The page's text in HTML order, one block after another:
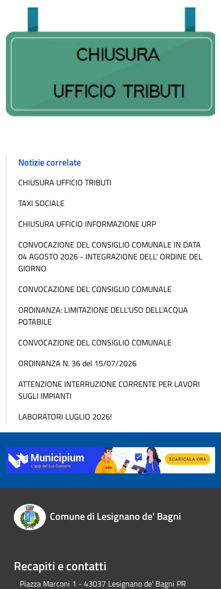
Notizie correlate
CHIUSURA UFFICIO TRIBUTI
TAXI SOCIALE
CHIUSURA UFFICIO INFORMAZIONE URP
CONVOCAZIONE DEL CONSIGLIO COMUNALE IN DATA
04 AGOSTO 2026 - INTEGRAZIONE DELL' ORDINE DEL
GIORNO
CONVOCAZIONE DEL CONSIGLIO COMUNALE
ORDINANZA: LIMITAZIONE DELL'USO DELL'ACQUA
POTABILE
CONVOCAZIONE DEL CONSIGLIO COMUNALE
ORDINANZA N. 36 del 15/07/2026
ATTENZIONE INTERRUZIONE CORRENTE PER LAVORI
SUGLI IMPIANTI
LABORATORI LUGLIO 2026!
Comune di Lesignano de' Bagni
Recapiti e contatti
Piazza Marconi 1 - 43037 Lesignano de' Bagni PR